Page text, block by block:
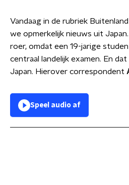
Vandaag in de rubriek
we opmerkelijk nieuws uit
roer, omdat een 19-jarige
centraal landelijk examen. En
Japan. Hierover correspondent
Speel audio af